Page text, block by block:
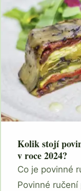
Kolik stojí
v roce 2024?
Co je povinné
Povinné